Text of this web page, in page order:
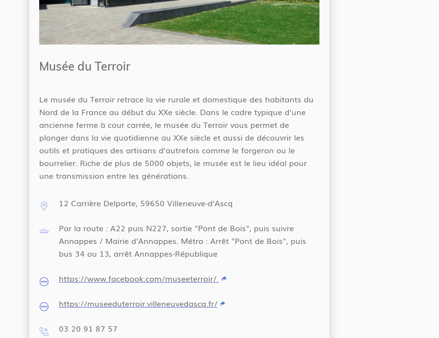
Musée du Terroir
Le musée du Terroir retrace la vie rurale et domestique des habitants du
Nord de la France au début du XXe siècle. Dans le cadre typique d’une
ancienne ferme à cour carrée, le musée du Terroir vous permet de
plonger dans la vie quotidienne au XXe siècle et aussi de découvrir les
outils et pratiques des artisans d’autrefois comme le forgeron ou le
bourrelier. Riche de plus de 5000 objets, le musée est le lieu idéal pour
une transmission entre les générations.
12 Carrière Delporte, 59650 Villeneuve-d'Ascq
Par la route : A22 puis N227, sortie "Pont de Bois", puis suivre
Annappes / Mairie d'Annappes. Métro : Arrêt "Pont de Bois", puis
bus 34 ou 13, arrêt Annappes-République
https://www.facebook.com/museeterroir/
https://museeduterroir.villeneuvedascq.fr/
03 20 91 87 57